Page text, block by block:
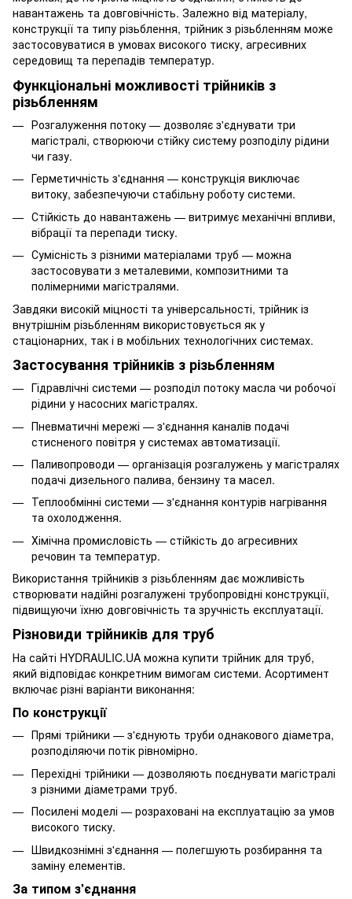
навантажень та довговічність. Залежно від матеріалу,
конструкції та типу різьблення, трійник з різьбленням може
застосовуватися в умовах високого тиску, агресивних
середовищ та перепадів температур.
Функціональні можливості трійників з
різьбленням
Розгалуження потоку — дозволяє з'єднувати три
магістралі, створюючи стійку систему розподілу рідини
чи газу.
Герметичність з'єднання — конструкція виключає
витоку, забезпечуючи стабільну роботу системи.
Стійкість до навантажень — витримує механічні впливи,
вібрації та перепади тиску.
Сумісність з різними матеріалами труб — можна
застосовувати з металевими, композитними та
полімерними магістралями.
Завдяки високій міцності та універсальності, трійник із
внутрішнім різьбленням використовується як у
стаціонарних, так і в мобільних технологічних системах.
Застосування трійників з різьбленням
Гідравлічні системи — розподіл потоку масла чи робочої
рідини у насосних магістралях.
Пневматичні мережі — з'єднання каналів подачі
стисненого повітря у системах автоматизації.
Паливопроводи — організація розгалужень у магістралях
подачі дизельного палива, бензину та масел.
Теплообмінні системи — з'єднання контурів нагрівання
та охолодження.
Хімічна промисловість — стійкість до агресивних
речовин та температур.
Використання трійників з різьбленням дає можливість
створювати надійні розгалужені трубопровідні конструкції,
підвищуючи їхню довговічність та зручність експлуатації.
Різновиди трійників для труб
На сайті HYDRAULIC.UA можна купити трійник для труб,
який відповідає конкретним вимогам системи. Асортимент
включає різні варіанти виконання:
По конструкції
Прямі трійники — з'єднують труби однакового діаметра,
розподіляючи потік рівномірно.
Перехідні трійники — дозволяють поєднувати магістралі
з різними діаметрами труб.
Посилені моделі — розраховані на експлуатацію за умов
високого тиску.
Швидкознімні з'єднання — полегшують розбирання та
заміну елементів.
За типом з'єднання